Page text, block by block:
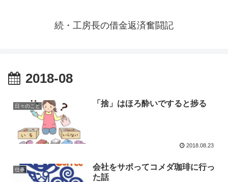
続・工房長の借金返済奮闘記
2018-08
日々のこと 「捨」はほろ酔いですると捗る
2018.08.23
仕事
会社をサボってコメダ珈琲に行っ
た話